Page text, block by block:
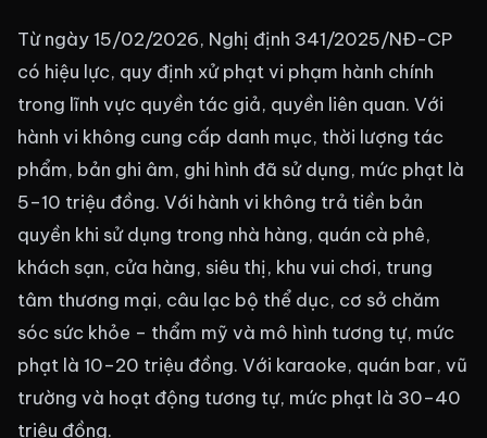
Từ ngày 15/02/2026, Nghị định 341/2025/NĐ-CP
có hiệu lực, quy định xử phạt vi phạm hành chính
trong lĩnh vực quyền tác giả, quyền liên quan. Với
hành vi không cung cấp danh mục, thời lượng tác
phẩm, bản ghi âm, ghi hình đã sử dụng, mức phạt là
5–10 triệu đồng. Với hành vi không trả tiền bản
quyền khi sử dụng trong nhà hàng, quán cà phê,
khách sạn, cửa hàng, siêu thị, khu vui chơi, trung
tâm thương mại, câu lạc bộ thể dục, cơ sở chăm
sóc sức khỏe – thẩm mỹ và mô hình tương tự, mức
phạt là 10–20 triệu đồng. Với karaoke, quán bar, vũ
trường và hoạt động tương tự, mức phạt là 30–40
triệu đồng.